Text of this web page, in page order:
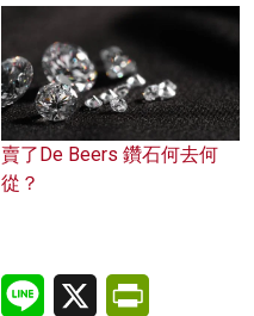
賣了De Beers 鑽石何去何
從？
LinkedInLine X